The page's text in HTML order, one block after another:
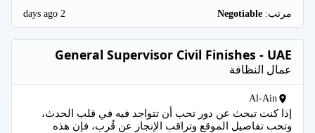
مرتب: 2 days ago
General Supervisor Civil Finishes - UAE
عمال النظافة
Al-Ain
إذا كنت تبحث عن دور تحب أن تتواجد فيه في قلب الحدث،
وتحب تفاصيل الموقع وتراقب الإنجاز عن قُرب، فإن هذه